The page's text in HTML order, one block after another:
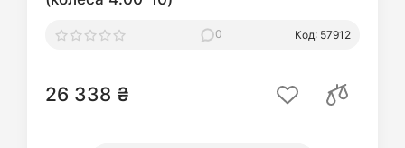
0 Код: 57912
26 338 ₴